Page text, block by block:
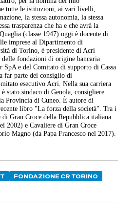
tutte le istituzioni, ai vari livelli,
la stessa autonomia, la stessa
trasparenza che ha e che avrà la
(classe 1947) oggi è docente di
imprese al Dipartimento di
di Torino, è presidente di Acri
delle fondazioni di origine bancaria
SpA e del Comitato di supporto di Cassa
far parte del consiglio di
esecutivo Acri. Nella sua carriera
stato sindaco di Genola, consigliere
Provincia di Cuneo. È autore di
libro "La forza della società". Tra i
Gran Croce della Repubblica italiana
2002) e Cavaliere di Gran Croce
Magno (da Papa Francesco nel 2017).
FONDAZIONE CR TORINO